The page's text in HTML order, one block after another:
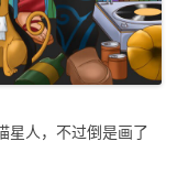
星人，不过倒是画了